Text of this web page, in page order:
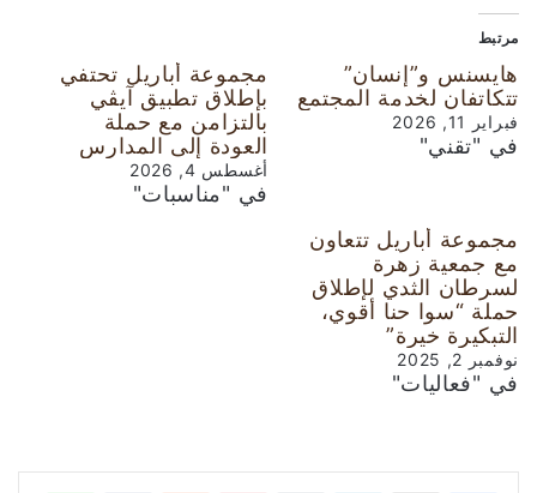
مرتبط
هايسنس و”إنسان”
تتكاتفان لخدمة المجتمع
فبراير 11, 2026
في "تقني"
مجموعة أباريل تحتفي
بإطلاق تطبيق آيڤي
بالتزامن مع حملة
العودة إلى المدارس
أغسطس 4, 2026
في "مناسبات"
مجموعة أباريل تتعاون
مع جمعية زهرة
لسرطان الثدي لإطلاق
حملة “سوا حنا أقوي،
التبكيرة خيرة”
نوفمبر 2, 2025
في "فعاليات"